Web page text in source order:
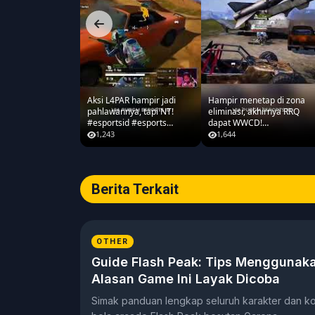
komunitas gamers di Indonesia.
Aksi L4PAR hampir jadi
pahlawannya, tapi NT!
#esportsid #esports
#pmwc2026 #pubgmobile
#teamrrq
1,243
Hampir menetap di zona
eliminasi, akhirnya RRQ
dapat WWCD!
#PMWC2026 #pubgmobile
#teamrrq
1,644
Berita Terkait
OTHER
Guide Flash Peak: Tips
Alasan Game Ini Layak Dicoba
Simak panduan lengkap seluruh karakter dan